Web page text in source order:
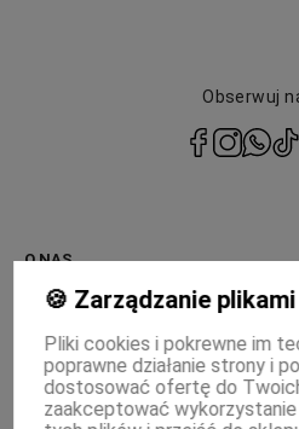
Obserwuj
O NAS
INFORMACJE
PŁATNOŚCI I DOSTAWA
MOJE KONTO
🍪 Zarządzanie
Pliki cookies i pokrewne im
poprawne działanie strony i
dostosować ofertę do
zaakceptować